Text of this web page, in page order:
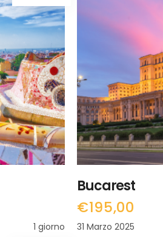
1 giorno
Bucarest
€195,00
31 Marzo 2025